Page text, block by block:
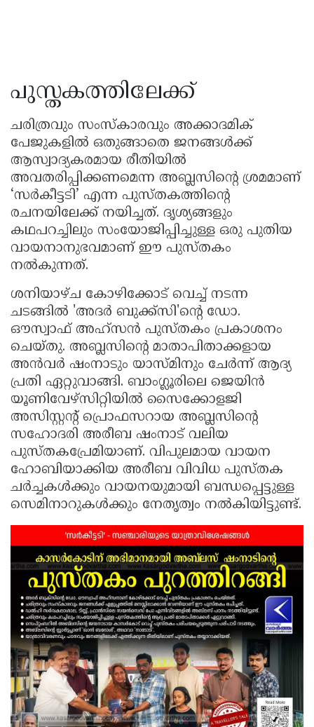
പുസ്തകത്തിലേക്ക്
ചരിത്രവും സംസ്കാരവും അക്കാദമിക്
പേജുകളിൽ ഒതുങ്ങാതെ ജനങ്ങൾക്ക്
ആസ്വാദ്യകരമായ രീതിയിൽ
അവതരിപ്പിക്കണമെന്ന അബ്ലസിൻ്റെ ശ്രമമാണ്
‘സർകീട്ടടി’ എന്ന പുസ്തകത്തിൻ്റെ
രചനയിലേക്ക് നയിച്ചത്. ദൃശ്യങ്ങളും
കഥപറച്ചിലും സംയോജിപ്പിച്ചുള്ള ഒരു പുതിയ
വായനാനുഭവമാണ് ഈ പുസ്തകം
നൽകുന്നത്.
ശനിയാഴ്ച കോഴിക്കോട് വെച്ച് നടന്ന
ചടങ്ങിൽ 'അദർ ബുക്ക്സി'ൻ്റെ ഡോ.
ഔസ്വാഫ് അഹ്സൻ പുസ്തകം പ്രകാശനം
ചെയ്തു. അബ്ലസിൻ്റെ മാതാപിതാക്കളായ
അൻവർ ഷംനാടും യാസ്മിനും ചേർന്ന് ആദ്യ
പ്രതി ഏറ്റുവാങ്ങി. ബാംഗ്ലൂരിലെ ജെയിൻ
യൂണിവേഴ്സിറ്റിയിൽ സൈക്കോളജി
അസിസ്റ്റന്റ് പ്രൊഫസറായ അബ്ലസിൻ്റെ
സഹോദരി അരീബ ഷംനാട് വലിയ
പുസ്തകപ്രേമിയാണ്. വിപുലമായ വായന
ഹോബിയാക്കിയ അരീബ വിവിധ പുസ്തക
ചർച്ചകൾക്കും വായനയുമായി ബന്ധപ്പെട്ടുള്ള
സെമിനാറുകൾക്കും നേതൃത്വം നൽകിയിട്ടുണ്ട്.